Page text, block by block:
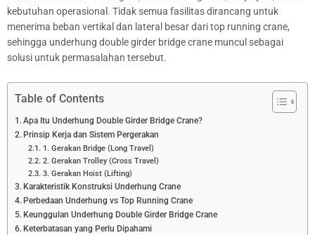
kebutuhan operasional. Tidak semua fasilitas dirancang untuk
menerima beban vertikal dan lateral besar dari top running crane,
sehingga underhung double girder bridge crane muncul sebagai
solusi untuk permasalahan tersebut.
Table of Contents
Apa Itu Underhung Double Girder Bridge Crane?
Prinsip Kerja dan Sistem Pergerakan
1. Gerakan Bridge (Long Travel)
2. Gerakan Trolley (Cross Travel)
3. Gerakan Hoist (Lifting)
Karakteristik Konstruksi Underhung Crane
Perbedaan Underhung vs Top Running Crane
Keunggulan Underhung Double Girder Bridge Crane
Keterbatasan yang Perlu Dipahami